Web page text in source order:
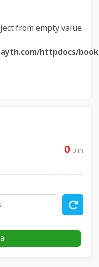
from empty value
httpdocs/
0 บาท